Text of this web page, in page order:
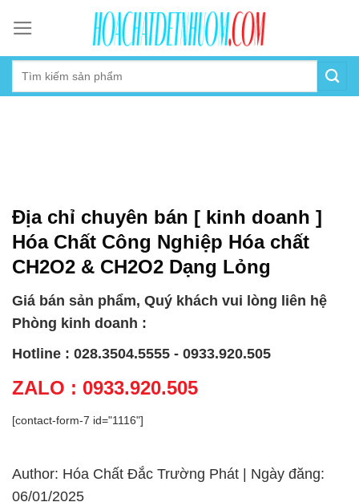
content
Địa chỉ chuyên bán [ kinh doanh ]
Hóa Chất Công Nghiệp Hóa chất
CH2O2 & CH2O2 Dạng Lỏng
Giá bán sản phẩm, Quý khách vui lòng liên hệ
Phòng kinh doanh :
Hotline : 028.3504.5555 - 0933.920.505
ZALO : 0933.920.505
[contact-form-7 id="1116"]
Author: Hóa Chất Đắc Trường Phát | Ngày đăng:
06/01/2025